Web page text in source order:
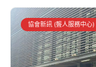
協會新訊 (聾人服務中心)